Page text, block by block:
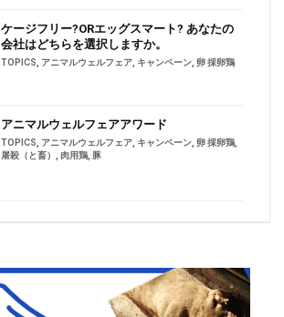
ケージフリー?ORエッグスマート? あなたの
会社はどちらを選択しますか。
TOPICS, アニマルウェルフェア, キャンペーン, 卵 採卵鶏
アニマルウェルフェアアワード
TOPICS, アニマルウェルフェア, キャンペーン, 卵 採卵鶏,
屠殺（と畜） , 肉用鶏, 豚